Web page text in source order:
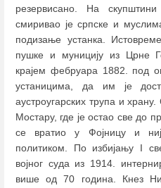
резервисано. На
смиривао је српске и
подизање устанка.
пушке и муницију из Црне
крајем фебруара 1882. под
устаницима, да им је
аустроугарских трупа и
Мостару, где је остао све до
се вратио у Фојницу и
политиком. По избијању I
војног суда из 1914.
више од 70 година. Кнез